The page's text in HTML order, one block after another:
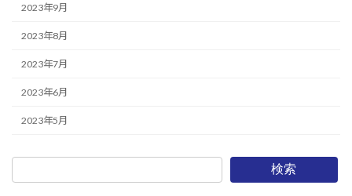
2023年9月
2023年8月
2023年7月
2023年6月
2023年5月
検索